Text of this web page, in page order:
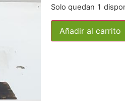
Solo quedan 1
Añadir al carrito